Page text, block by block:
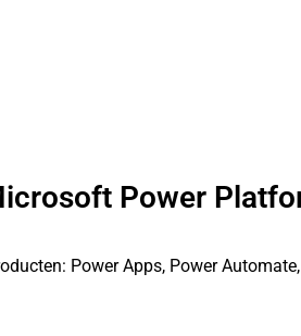
Power
Power Apps, Power Automate,